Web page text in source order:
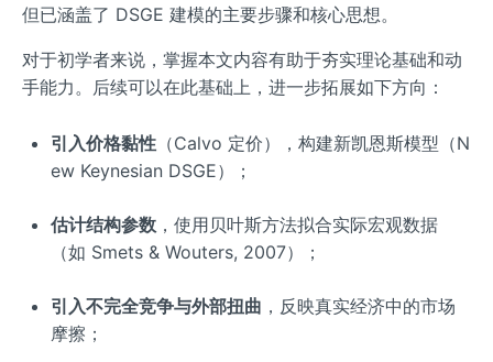
但已涵盖了 DSGE 建模的主要步骤和核心思想。
对于初学者来说，掌握本文内容有助于夯实理论基础和动
手能力。后续可以在此基础上，进一步拓展如下方向：
引入价格黏性（Calvo 定价），构建新凯恩斯模型（N
ew Keynesian DSGE）；
估计结构参数，使用贝叶斯方法拟合实际宏观数据
（如 Smets & Wouters, 2007）；
引入不完全竞争与外部扭曲 ，反映真实经济中的市场
摩擦；